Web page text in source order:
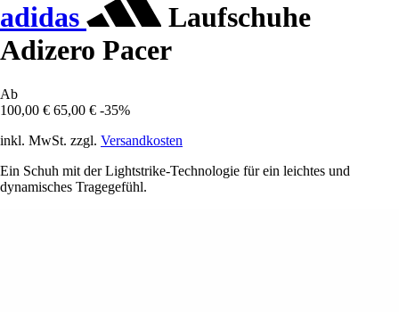
adidas
Laufschuhe
Adizero Pacer
Ab
100,00 € 65,00 € -35%
inkl. MwSt. zzgl. Versandkosten
Ein Schuh mit der Lightstrike-Technologie für ein leichtes und
dynamisches Tragegefühl.